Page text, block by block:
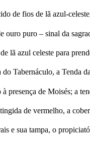
de fios de lã azul-
ouro puro – sinal da
lã azul celeste para
Tabernáculo, a Tenda
presença de Moisés; a
de vermelho, a
e sua tampa, o